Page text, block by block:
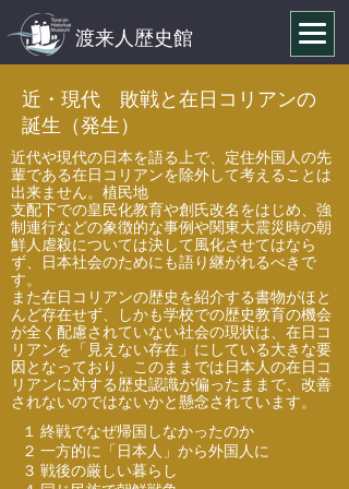
渡来人歴史館
近・現代 敗戦と在日コリアンの
誕生（発生）
近代や現代の日本を語る上で、定住外国人の先
輩である在日コリアンを除外して考えることは
出来ません。植民地
支配下での皇民化教育や創氏改名をはじめ、強
制連行などの象徴的な事例や関東大震災時の朝
鮮人虐殺については決して風化させてはなら
ず、日本社会のためにも語り継がれるべきで
す。
また在日コリアンの歴史を紹介する書物がほと
んど存在せず、しかも学校での歴史教育の機会
が全く配慮されていない社会の現状は、在日コ
リアンを「見えない存在」にしている大きな要
因となっており、このままでは日本人の在日コ
リアンに対する歴史認識が偏ったままで、改善
されないのではないかと懸念されています。
１ 終戦でなぜ帰国しなかったのか
２ 一方的に「日本人」から外国人に
３ 戦後の厳しい暮らし